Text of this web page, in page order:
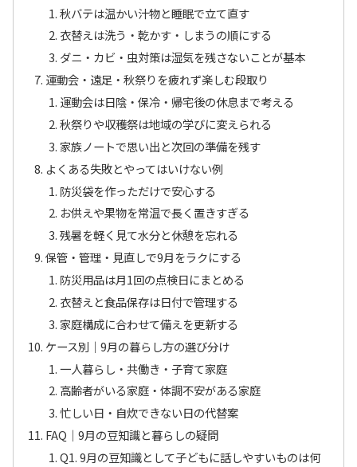
秋バテは温かい汁物と睡眠で立て直す
衣替えは洗う・乾かす・しまうの順にする
ダニ・カビ・虫対策は湿気を残さないことが基本
運動会・遠足・秋祭りを疲れず楽しむ段取り
運動会は日陰・保冷・帰宅後の休息まで考える
秋祭りや収穫祭は地域の学びに変えられる
家族ノートで思い出と次回の準備を残す
よくある失敗とやってはいけない例
防災袋を作っただけで安心する
お供えや果物を常温で長く置きすぎる
残暑を軽く見て水分と休憩を忘れる
保管・管理・見直しで9月をラクにする
防災用品は月1回の点検日にまとめる
衣替えと食品保存は日付で管理する
家庭構成に合わせて備えを更新する
ケース別｜9月の暮らし方の選び分け
一人暮らし・共働き・子育て家庭
高齢者がいる家庭・体調不安がある家庭
忙しい日・自炊できない日の代替案
FAQ｜9月の豆知識と暮らしの疑問
Q1. 9月の豆知識として子どもに話しやすいものは何